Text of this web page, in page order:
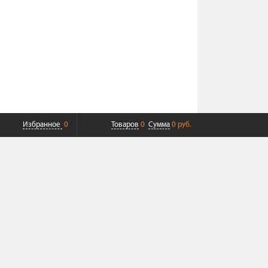
Избранное 0 Товаров 0 Сумма 0 руб.